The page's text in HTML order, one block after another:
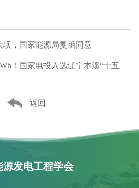
坝，国家能源局复函同意
！国家电投入选辽宁本溪“十五
返回
源发电工程学会